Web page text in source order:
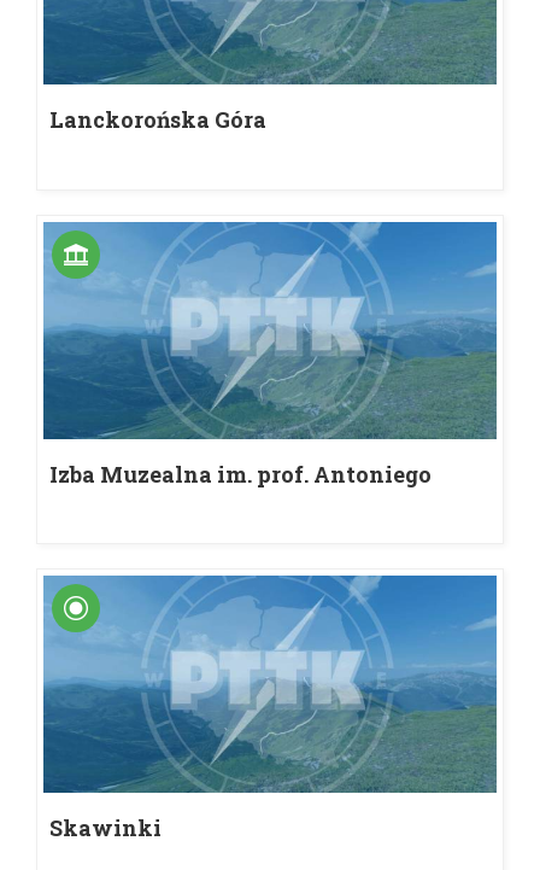
Lanckorońska Góra
Izba Muzealna im. prof. Antoniego
Skawinki